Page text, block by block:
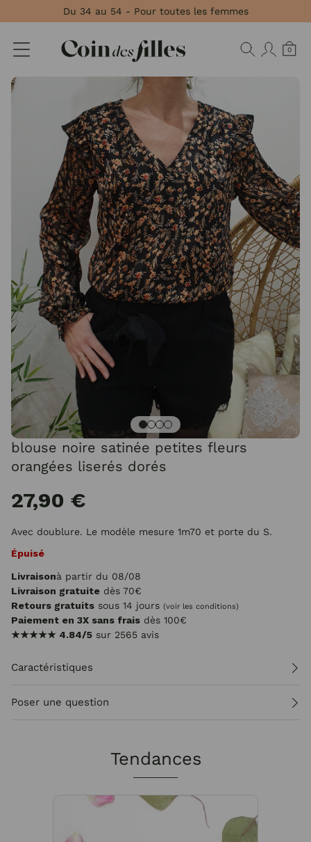
Du 34 au 54 - Pour toutes les femmes
0
blouse noire satinée petites fleurs
orangées liserés dorés
27,90 €
Avec doublure. Le modèle mesure 1m70 et porte du S.
Épuisé
Livraisonà partir du 08/08
Livraison gratuite dès 70€
Retours gratuits sous 14 jours (voir les conditions)
Paiement en 3X sans frais dès 100€
★★★★★ 4.84/5 sur 2565 avis
Caractéristiques
Poser une question
Tendances
Panneau de gestion des cookies